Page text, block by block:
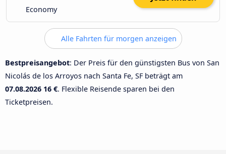
Economy
Alle Fahrten für morgen anzeigen
Bestpreisangebot: Der Preis für den günstigsten Bus von San
Nicolás de los Arroyos nach Santa Fe, SF beträgt am
07.08.2026 16 €. Flexible Reisende sparen bei den
Ticketpreisen.